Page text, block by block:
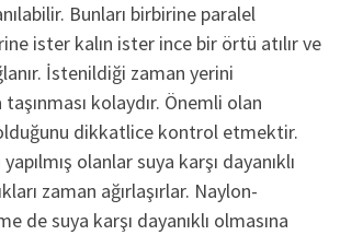
Bunları birbirine paralel
ister kalın ister ince bir örtü atılır ve
İstenildiği zaman yerini
kolaydır. Önemli olan
dikkatlice kontrol etmektir.
olanlar suya karşı dayanıklı
zaman ağırlaşırlar. Naylon-
de suya karşı dayanıklı olmasına